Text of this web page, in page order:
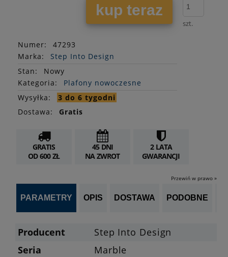
kup teraz
szt.
Numer:
47293
Marka:
Step Into Design
Stan:
Nowy
Kategoria:
Plafony nowoczesne
Wysyłka:
3 do 6 tygodni
Dostawa:
Gratis
GRATIS
OD 600 ZŁ
45 DNI
NA ZWROT
2 LATA
GWARANCJI
Przewiń w prawo »
PARAMETRY OPIS DOSTAWA PODOBNE
Producent
Step Into Design
Seria
Marble